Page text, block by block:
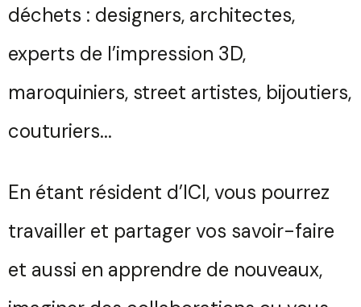
déchets : designers, architectes,
experts de l’impression 3D,
maroquiniers, street artistes, bijoutiers,
couturiers...
En étant résident d’ICI, vous pourrez
travailler et partager vos savoir-faire
et aussi en apprendre de nouveaux,